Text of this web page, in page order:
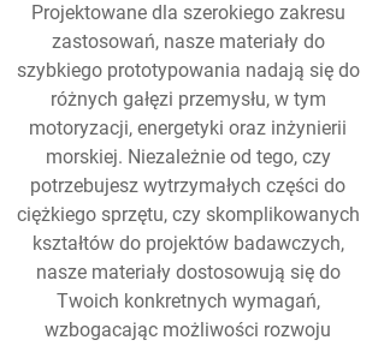
Projektowane dla szerokiego zakresu
zastosowań, nasze materiały do
szybkiego prototypowania nadają się do
różnych gałęzi przemysłu, w tym
motoryzacji, energetyki oraz inżynierii
morskiej. Niezależnie od tego, czy
potrzebujesz wytrzymałych części do
ciężkiego sprzętu, czy skomplikowanych
kształtów do projektów badawczych,
nasze materiały dostosowują się do
Twoich konkretnych wymagań,
wzbogacając możliwości rozwoju